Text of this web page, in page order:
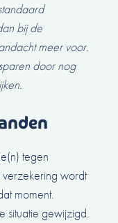
bij de
meer voor.
door nog
tegen
wordt
moment.
situatie gewijzigd.